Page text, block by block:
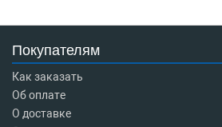
Покупателям
Как заказать
Об оплате
О доставке